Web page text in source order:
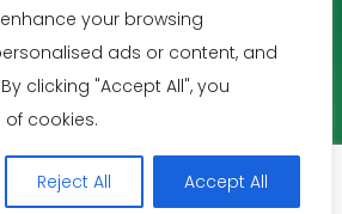
your browsing
ads or content, and
clicking "Accept All", you
cookies.
Reject All Accept All
Privacy policy Disclaimer